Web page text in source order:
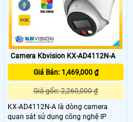
AWB,. .
Camera Kbvision KX-AD4112N-A
Giá Bán: 1,469,000 ₫
Giá gốc: 2,260,000 ₫
KX-AD4112N-A là dòng camera
quan sát sử dụng công nghệ IP